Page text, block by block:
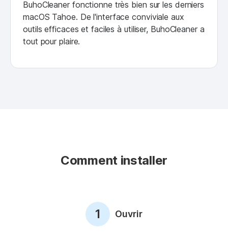
BuhoCleaner fonctionne très bien sur les derniers
macOS Tahoe. De l'interface conviviale aux
outils efficaces et faciles à utiliser, BuhoCleaner a
tout pour plaire.
Comment installer
1 Ouvrir